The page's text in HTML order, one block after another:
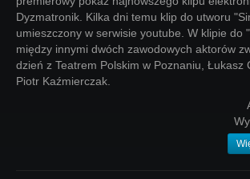
Dyzmatronik. Kilka dni temu klip do utworu
umieszczony w serwisie youtube. W klipie do
między innymi dwóch zawodowych aktorów
dzień z Teatrem Polskim w Poznaniu, Łukasz
Piotr Kaźmierczak.